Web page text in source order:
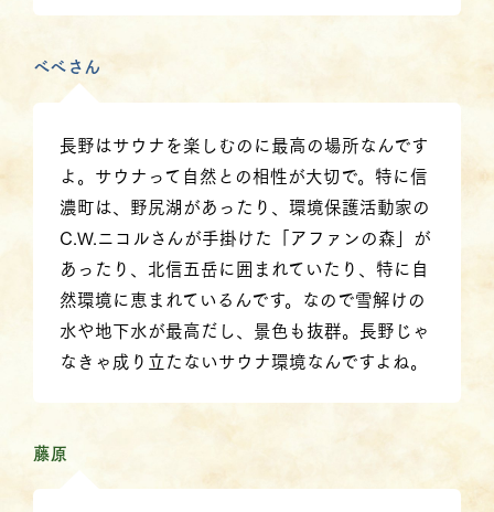
べべさん
長野はサウナを楽しむのに最高の場所なんです
よ。サウナって自然との相性が大切で。特に信
濃町は、野尻湖があったり、環境保護活動家の
C.W.ニコルさんが手掛けた「アファンの森」が
あったり、北信五岳に囲まれていたり、特に自
然環境に恵まれているんです。なので雪解けの
水や地下水が最高だし、景色も抜群。長野じゃ
なきゃ成り立たないサウナ環境なんですよね。
藤原